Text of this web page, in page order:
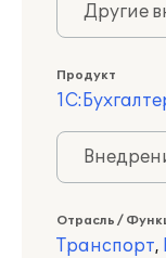
Другие
Продукт
Отрасль /
Транспорт,